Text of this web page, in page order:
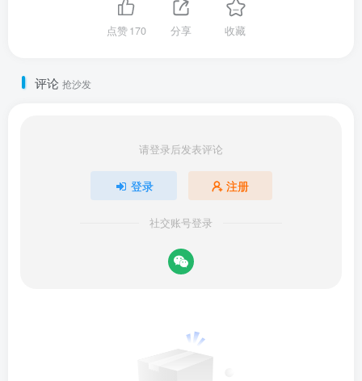
点赞170 分享 收藏
评论 抢沙发
请登录后发表评论
登录 注册
社交账号登录